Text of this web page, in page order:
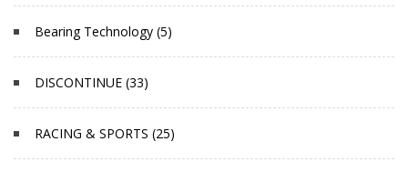
Bearing Technology (5)
DISCONTINUE (33)
RACING & SPORTS (25)